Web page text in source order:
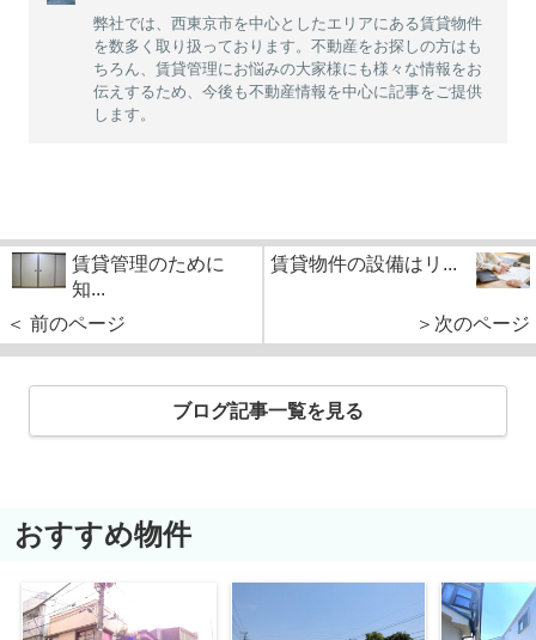
弊社では、西東京市を中心としたエリアにある賃貸物件
を数多く取り扱っております。不動産をお探しの方はも
ちろん、賃貸管理にお悩みの大家様にも様々な情報をお
伝えするため、今後も不動産情報を中心に記事をご提供
します。
賃貸管理のために
知...
＜ 前のページ
賃貸物件の設備はリ...
＞次のページ
ブログ記事一覧を見る
おすすめ物件